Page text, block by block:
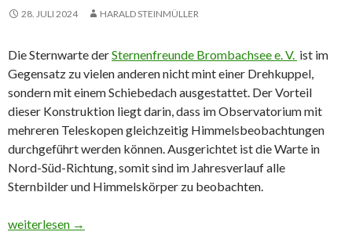
28. JULI 2024 HARALD STEINMÜLLER
Die Sternwarte derSternenfreunde Brombachsee e. V. ist im
Gegensatz zu vielen anderen nicht mint einer Drehkuppel,
sondern mit einem Schiebedach ausgestattet. Der Vorteil
dieser Konstruktion liegt darin, dass im Observatorium mit
mehreren Teleskopen gleichzeitig Himmelsbeobachtungen
durchgeführt werden können. Ausgerichtet ist die Warte in
Nord-Süd-Richtung, somit sind im Jahresverlauf alle
Sternbilder und Himmelskörper zu beobachten.
Sternwarte Brombachsee
weiterlesen →